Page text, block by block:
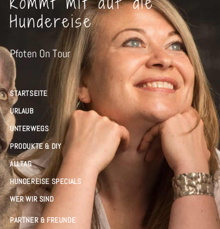
Hundereise
Pfoten On Tour
STARTSEITE
URLAUB
UNTERWEGS
PRODUKTE & DIY
ALLTAG
HUNDEREISE SPECIALS
WER WIR SIND
PARTNER & FREUNDE